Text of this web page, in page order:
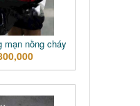
mạn nồng cháy